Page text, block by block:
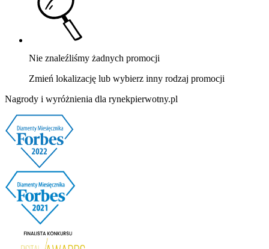
Nie znaleźliśmy żadnych promocji
Zmień lokalizację lub wybierz inny rodzaj promocji
Nagrody i wyróżnienia dla rynekpierwotny.pl